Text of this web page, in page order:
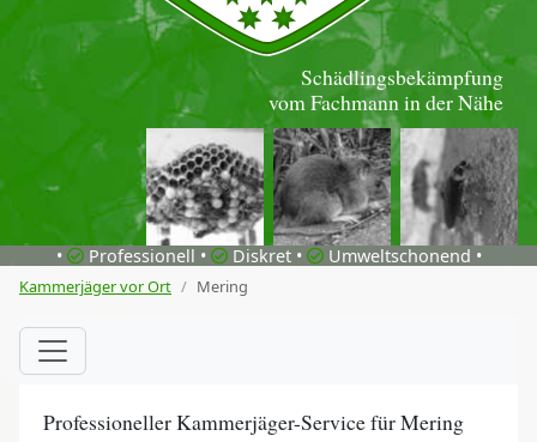
Schädlingsbekämpfung
vom Fachmann in der Nähe
• Professionell • Diskret • Umweltschonend •
Kammerjäger vor Ort Mering
Professioneller Kammerjäger-Service für Mering